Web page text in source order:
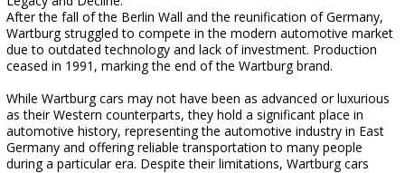
After the fall of the Berlin Wall and the reunification of Germany,
Wartburg struggled to compete in the modern automotive market
due to outdated technology and lack of investment. Production
ceased in 1991, marking the end of the Wartburg brand.
While Wartburg cars may not have been as advanced or luxurious
as their Western counterparts, they hold a significant place in
automotive history, representing the automotive industry in East
Germany and offering reliable transportation to many people
during a particular era. Despite their limitations, Wartburg cars